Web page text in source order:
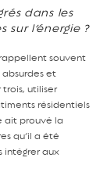
dans les
sur l’énergie ?
rappellent souvent
absurdes et
trois, utiliser
résidentiels
ait prouvé la
qu’il a été
intégrer aux